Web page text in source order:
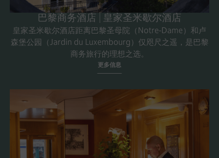
巴黎商务酒店 | 皇家圣米歇尔酒店
皇家圣米歇尔酒店距离巴黎圣母院（Notre-Dame）和卢
森堡公园（Jardin du Luxembourg）仅咫尺之遥，是巴黎
商务旅行的理想之选。
更多信息